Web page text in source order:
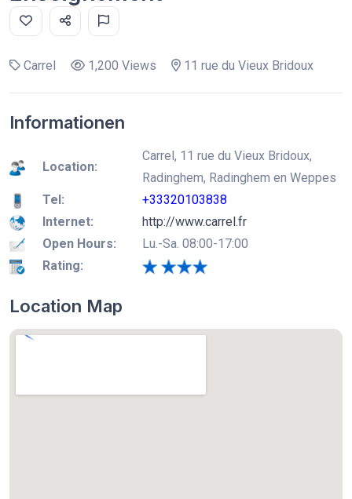
Carrel 1,200 Views 11 rue du Vieux Bridoux
Informationen
Location:
Carrel, 11 rue du Vieux Bridoux,
Radinghem, Radinghem en Weppes
Tel:
+33320103838
Internet:
http://www.carrel.fr
Open Hours:
Lu.-Sa. 08:00-17:00
Rating:
Location Map